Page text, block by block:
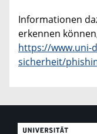
Informationen
erkennen
https://www.uni-
sicherheit/